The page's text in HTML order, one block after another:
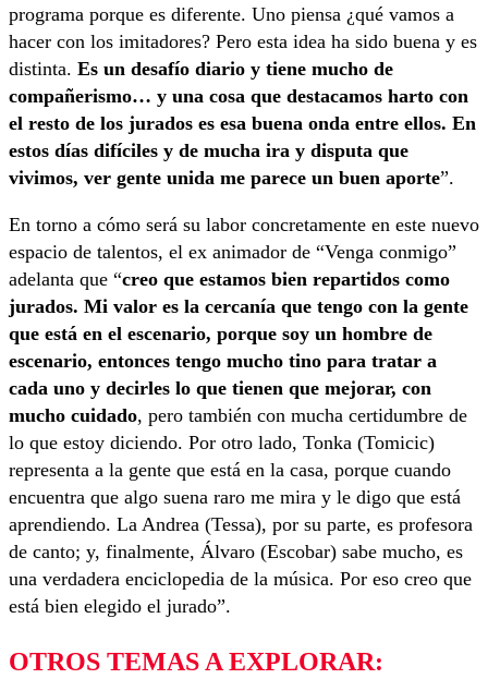
programa porque es diferente. Uno piensa ¿qué vamos a
hacer con los imitadores? Pero esta idea ha sido buena y es
distinta. Es un desafío diario y tiene mucho de
compañerismo… y una cosa que destacamos harto con
el resto de los jurados es esa buena onda entre ellos. En
estos días difíciles y de mucha ira y disputa que
vivimos, ver gente unida me parece un buen aporte”.
En torno a cómo será su labor concretamente en este nuevo
espacio de talentos, el ex animador de “Venga conmigo”
adelanta que “creo que estamos bien repartidos como
jurados. Mi valor es la cercanía que tengo con la gente
que está en el escenario, porque soy un hombre de
escenario, entonces tengo mucho tino para tratar a
cada uno y decirles lo que tienen que mejorar, con
mucho cuidado, pero también con mucha certidumbre de
lo que estoy diciendo. Por otro lado, Tonka (Tomicic)
representa a la gente que está en la casa, porque cuando
encuentra que algo suena raro me mira y le digo que está
aprendiendo. La Andrea (Tessa), por su parte, es profesora
de canto; y, finalmente, Álvaro (Escobar) sabe mucho, es
una verdadera enciclopedia de la música. Por eso creo que
está bien elegido el jurado”.
OTROS TEMAS A EXPLORAR: